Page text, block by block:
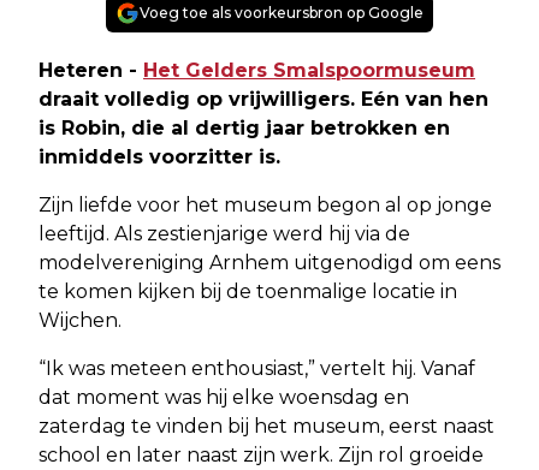
Voeg toe als voorkeursbron op Google
Heteren - Het Gelders Smalspoormuseum
draait volledig op vrijwilligers. Eén van hen
is Robin, die al dertig jaar betrokken en
inmiddels voorzitter is.
Zijn liefde voor het museum begon al op jonge
leeftijd. Als zestienjarige werd hij via de
modelvereniging Arnhem uitgenodigd om eens
te komen kijken bij de toenmalige locatie in
Wijchen.
“Ik was meteen enthousiast,” vertelt hij. Vanaf
dat moment was hij elke woensdag en
zaterdag te vinden bij het museum, eerst naast
school en later naast zijn werk. Zijn rol groeide